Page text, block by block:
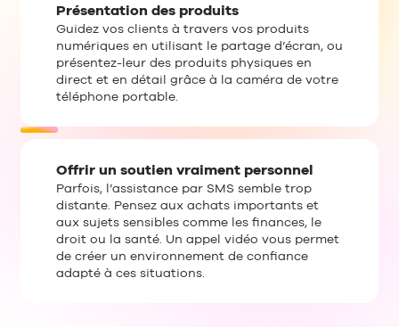
Présentation des produits
Guidez vos clients à travers vos produits
numériques en utilisant le partage d’écran, ou
présentez-leur des produits physiques en
direct et en détail grâce à la caméra de votre
téléphone portable.
Offrir un soutien vraiment personnel
Parfois, l’assistance par SMS semble trop
distante. Pensez aux achats importants et
aux sujets sensibles comme les finances, le
droit ou la santé. Un appel vidéo vous permet
de créer un environnement de confiance
adapté à ces situations.